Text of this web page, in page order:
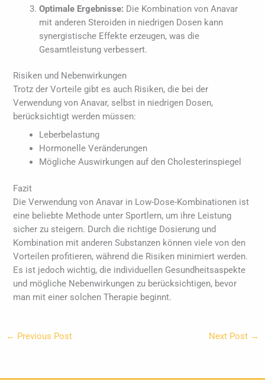
Optimale Ergebnisse: Die Kombination von Anavar
mit anderen Steroiden in niedrigen Dosen kann
synergistische Effekte erzeugen, was die
Gesamtleistung verbessert.
Risiken und Nebenwirkungen
Trotz der Vorteile gibt es auch Risiken, die bei der
Verwendung von Anavar, selbst in niedrigen Dosen,
berücksichtigt werden müssen:
Leberbelastung
Hormonelle Veränderungen
Mögliche Auswirkungen auf den Cholesterinspiegel
Fazit
Die Verwendung von Anavar in Low-Dose-Kombinationen ist
eine beliebte Methode unter Sportlern, um ihre Leistung
sicher zu steigern. Durch die richtige Dosierung und
Kombination mit anderen Substanzen können viele von den
Vorteilen profitieren, während die Risiken minimiert werden.
Es ist jedoch wichtig, die individuellen Gesundheitsaspekte
und mögliche Nebenwirkungen zu berücksichtigen, bevor
man mit einer solchen Therapie beginnt.
← Previous Post Next Post →